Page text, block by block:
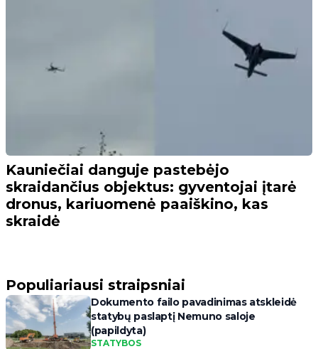
Kauniečiai danguje pastebėjo
skraidančius objektus: gyventojai įtarė
dronus, kariuomenė paaiškino, kas
skraidė
Populiariausi straipsniai
Dokumento failo pavadinimas atskleidė
statybų paslaptį Nemuno saloje
(papildyta)
STATYBOS